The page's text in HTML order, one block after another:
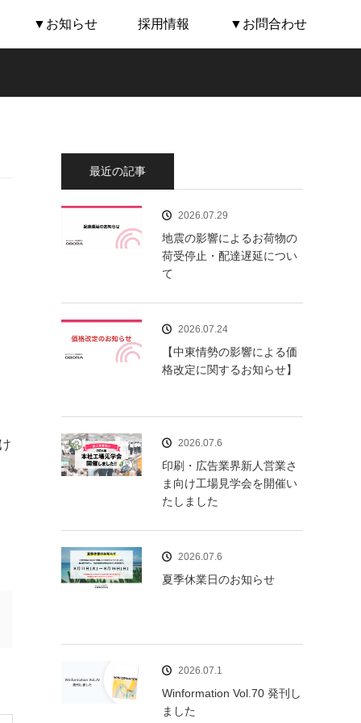
▼お知らせ 採用情報 ▼お問合わせ
最近の記事
2026.07.29
地震の影響によるお荷物の
荷受停止・配達遅延につい
て
2026.07.24
【中東情勢の影響による価
格改定に関するお知らせ】
2026.07.6
印刷・広告業界新人営業さ
ま向け工場見学会を開催い
たしました
2026.07.6
夏季休業日のお知らせ
2026.07.1
Winformation Vol.70 発刊し
ました